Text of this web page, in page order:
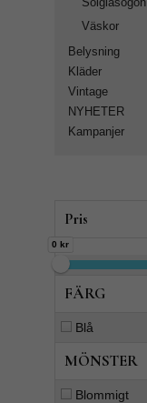
Solglasögon
Väskor
Belysning
Kläder
Vintage
NYHETER
Kampanjer
Pris
0 kr
FÄRG
Blå
MÖNSTER
Blommigt